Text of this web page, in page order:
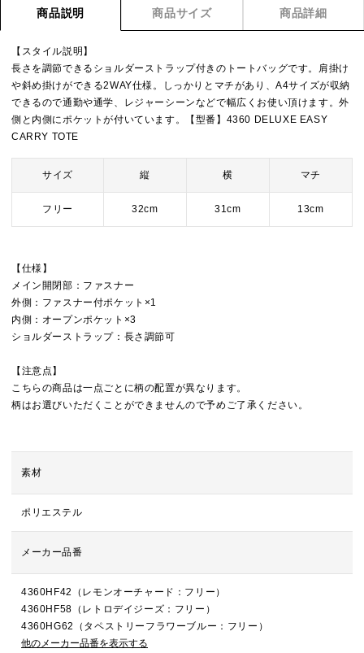
商品説明 商品サイズ 商品詳細
【スタイル説明】
長さを調節できるショルダーストラップ付きのトートバッグです。肩掛け
や斜め掛けができる2WAY仕様。しっかりとマチがあり、A4サイズが収納
できるので通勤や通学、レジャーシーンなどで幅広くお使い頂けます。外
側と内側にポケットが付いています。【型番】4360 DELUXE EASY
CARRY TOTE
サイズ 縦 横 マチ
フリー 32cm 31cm 13cm
【仕様】
メイン開閉部：ファスナー
外側：ファスナー付ポケット×1
内側：オープンポケット×3
ショルダーストラップ：長さ調節可
【注意点】
こちらの商品は一点ごとに柄の配置が異なります。
柄はお選びいただくことができませんので予めご了承ください。
素材
ポリエステル
メーカー品番
4360HF42（レモンオーチャード：フリー）
4360HF58（レトロデイジーズ：フリー）
4360HG62（タペストリーフラワーブルー：フリー）
他のメーカー品番を表示する